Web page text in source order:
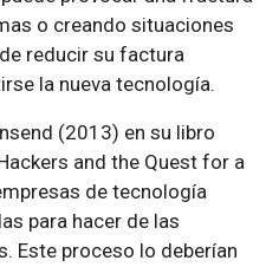
o creando situaciones
reducir su factura
la nueva tecnología.
(2013) en su libro
and the Quest for a
de tecnología
para hacer de las
Este proceso lo deberían